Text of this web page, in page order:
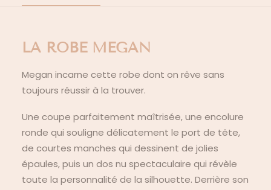
LA ROBE MEGAN
Megan incarne cette robe dont on rêve sans
toujours réussir à la trouver.
Une coupe parfaitement maîtrisée, une encolure
ronde qui souligne délicatement le port de tête,
de courtes manches qui dessinent de jolies
épaules, puis un dos nu spectaculaire qui révèle
toute la personnalité de la silhouette. Derrière son